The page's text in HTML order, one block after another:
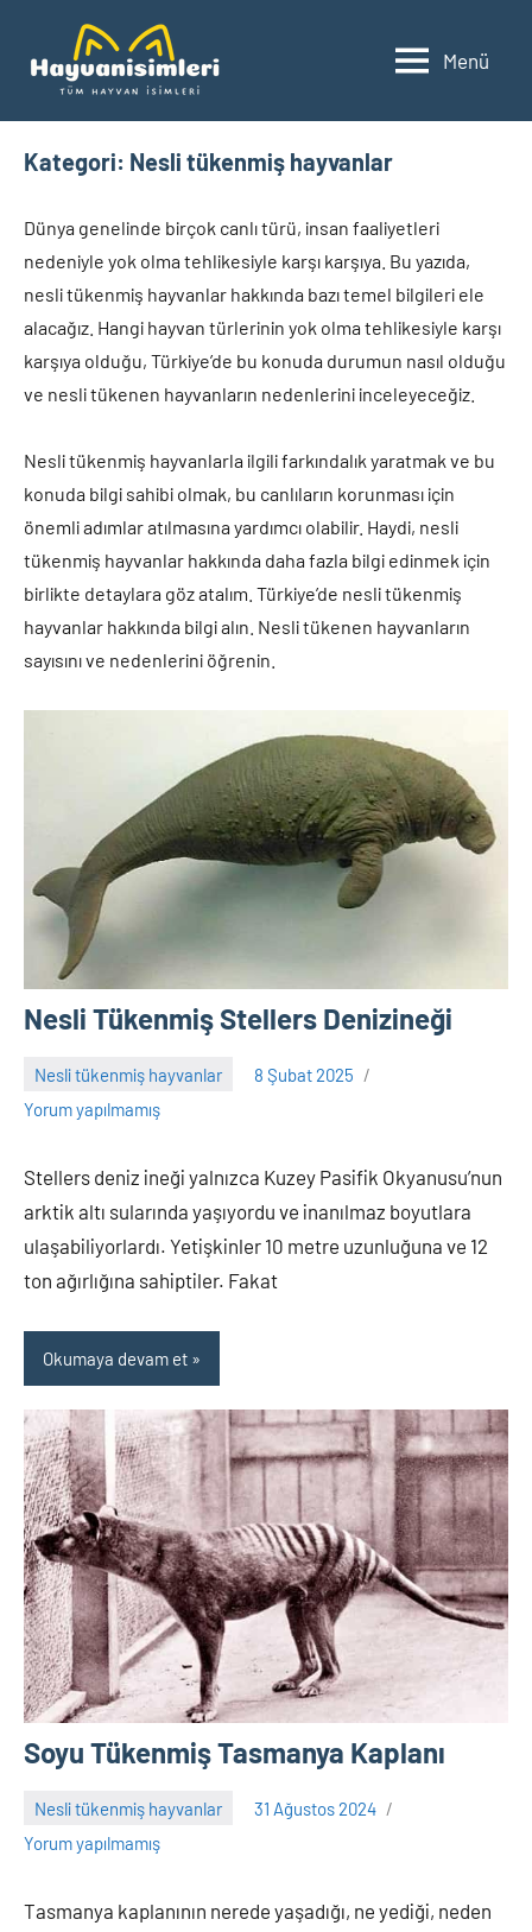
Hayvanisimleri.net
türlerini
Menü
Kategori: Nesli tükenmiş hayvanlar
Dünya genelinde birçok canlı türü, insan faaliyetleri
nedeniyle yok olma tehlikesiyle karşı karşıya. Bu yazıda,
nesli tükenmiş hayvanlar hakkında bazı temel bilgileri ele
alacağız. Hangi hayvan türlerinin yok olma tehlikesiyle karşı
karşıya olduğu, Türkiye’de bu konuda durumun nasıl olduğu
ve nesli tükenen hayvanların nedenlerini inceleyeceğiz.
Nesli tükenmiş hayvanlarla ilgili farkındalık yaratmak ve bu
konuda bilgi sahibi olmak, bu canlıların korunması için
önemli adımlar atılmasına yardımcı olabilir. Haydi, nesli
tükenmiş hayvanlar hakkında daha fazla bilgi edinmek için
birlikte detaylara göz atalım. Türkiye’de nesli tükenmiş
hayvanlar hakkında bilgi alın. Nesli tükenen hayvanların
sayısını ve nedenlerini öğrenin.
Nesli Tükenmiş Stellers Denizineği
Nesli tükenmiş hayvanlar
8 Şubat 2025
Adem
Yorum yapılmamış
Stellers deniz ineği yalnızca Kuzey Pasifik Okyanusu’nun
arktik altı sularında yaşıyordu ve inanılmaz boyutlara
ulaşabiliyorlardı. Yetişkinler 10 metre uzunluğuna ve 12
ton ağırlığına sahiptiler. Fakat
Okumaya devam et
Soyu Tükenmiş Tasmanya Kaplanı
Nesli tükenmiş hayvanlar
31 Ağustos 2024
Adem
Yorum yapılmamış
Tasmanya kaplanının nerede yaşadığı, ne yediği, neden